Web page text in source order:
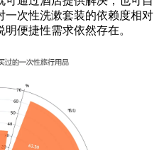
一次性洗漱套装的依赖度相对
便捷性需求依然存在。